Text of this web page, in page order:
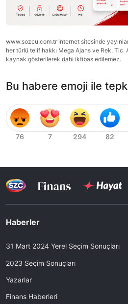
www.sozcu.com.tr internet sitesinde
her türlü telif hakkı Mega Ajans ve Rek. Tic.
kaynak gösterilerek dahi iktibas edilemez.
Bu habere emoji ile
Haberler
31 Mart 2024 Yerel Seçim Sonuçları
2023 Seçim Sonuçları
Yazarlar
Finans Haberleri